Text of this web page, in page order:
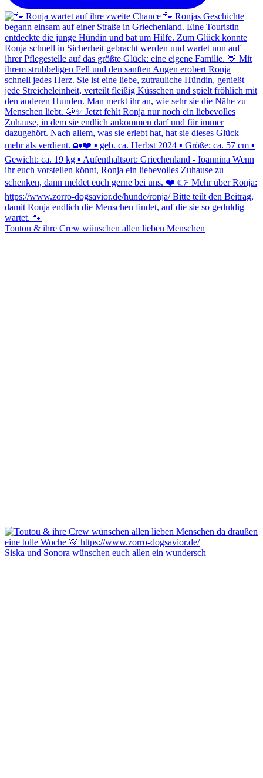
Toutou & ihre Crew wünschen allen lieben Menschen
Siska und Sonora wünschen euch allen ein wundersch